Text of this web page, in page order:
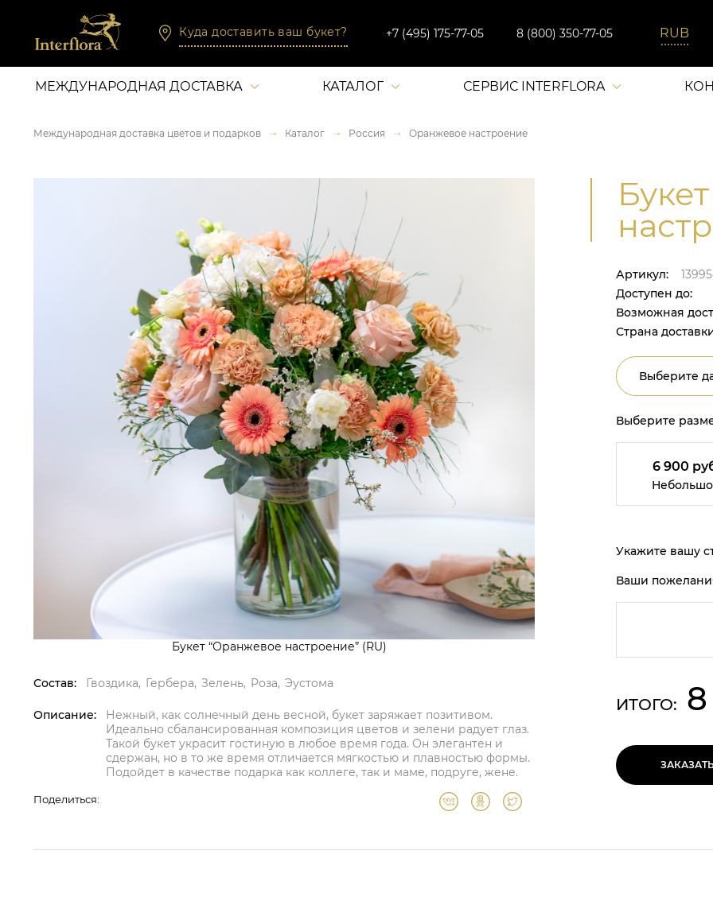
Куда доставить ваш букет? +7 (495) 175-77-05 8 (800) 350-77-05
МЕЖДУНАРОДНАЯ ДОСТАВКА КАТАЛОГ СЕРВИС INTERFLORA
Международная доставка цветов и подарков Каталог Россия Оранжевое настроение
Букет “Оранжевое настроение” (RU)
Состав: Гвоздика Гербера Зелень Роза Эустома
Описание:
Нежный, как солнечный день весной, букет заряжает позитивом.
Идеально сбалансированная композиция цветов и зелени радует глаз.
Такой букет украсит гостиную в любое время года. Он элегантен и
сдержан, но в то же время отличается мягкостью и плавностью формы.
Подойдет в качестве подарка как коллеге, так и маме, подруге, жене.
Поделиться:
Артикул:
Доступен до:
Возможная
Страна
Выберите
Выберите
6 900
Укажите вашу
Ваши
ИТОГО: